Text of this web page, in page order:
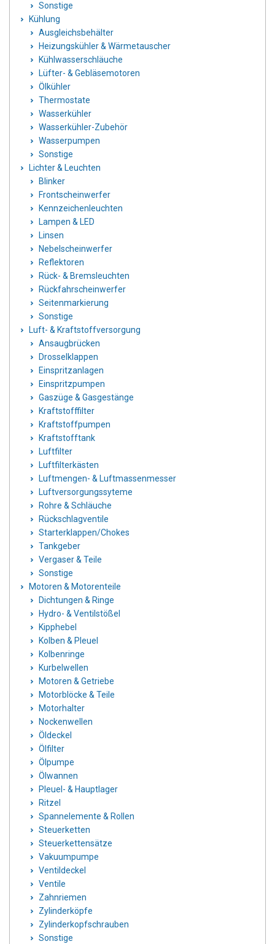
Sonstige
Kühlung
Ausgleichsbehälter
Heizungskühler & Wärmetauscher
Kühlwasserschläuche
Lüfter- & Gebläsemotoren
Ölkühler
Thermostate
Wasserkühler
Wasserkühler-Zubehör
Wasserpumpen
Sonstige
Lichter & Leuchten
Blinker
Frontscheinwerfer
Kennzeichenleuchten
Lampen & LED
Linsen
Nebelscheinwerfer
Reflektoren
Rück- & Bremsleuchten
Rückfahrscheinwerfer
Seitenmarkierung
Sonstige
Luft- & Kraftstoffversorgung
Ansaugbrücken
Drosselklappen
Einspritzanlagen
Einspritzpumpen
Gaszüge & Gasgestänge
Kraftstofffilter
Kraftstoffpumpen
Kraftstofftank
Luftfilter
Luftfilterkästen
Luftmengen- & Luftmassenmesser
Luftversorgungssyteme
Rohre & Schläuche
Rückschlagventile
Starterklappen/Chokes
Tankgeber
Vergaser & Teile
Sonstige
Motoren & Motorenteile
Dichtungen & Ringe
Hydro- & Ventilstößel
Kipphebel
Kolben & Pleuel
Kolbenringe
Kurbelwellen
Motoren & Getriebe
Motorblöcke & Teile
Motorhalter
Nockenwellen
Öldeckel
Ölfilter
Ölpumpe
Ölwannen
Pleuel- & Hauptlager
Ritzel
Spannelemente & Rollen
Steuerketten
Steuerkettensätze
Vakuumpumpe
Ventildeckel
Ventile
Zahnriemen
Zylinderköpfe
Zylinderkopfschrauben
Sonstige